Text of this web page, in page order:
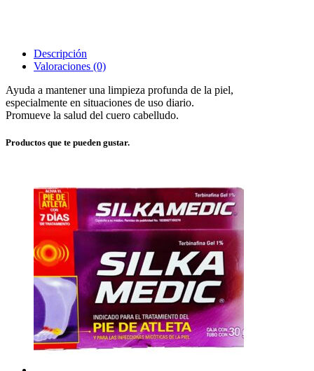
Descripción
Valoraciones (0)
Ayuda a mantener una limpieza profunda de la piel,
especialmente en situaciones de uso diario.
Promueve la salud del cuero cabelludo.
Productos que te pueden gustar.